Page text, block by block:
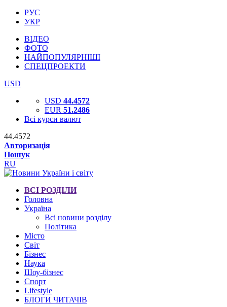
РУС
УКР
ВІДЕО
ФОТО
НАЙПОПУЛЯРНІШІ
СПЕЦПРОЕКТИ
USD
USD 44.4572
EUR 51.2486
Всі курси валют
44.4572
Авторизація
Пошук
RU
ВСІ РОЗДІЛИ
Головна
Україна
Всі новини розділу
Політика
Місто
Світ
Бізнес
Наука
Шоу-бізнес
Спорт
Lifestyle
БЛОГИ ЧИТАЧІВ